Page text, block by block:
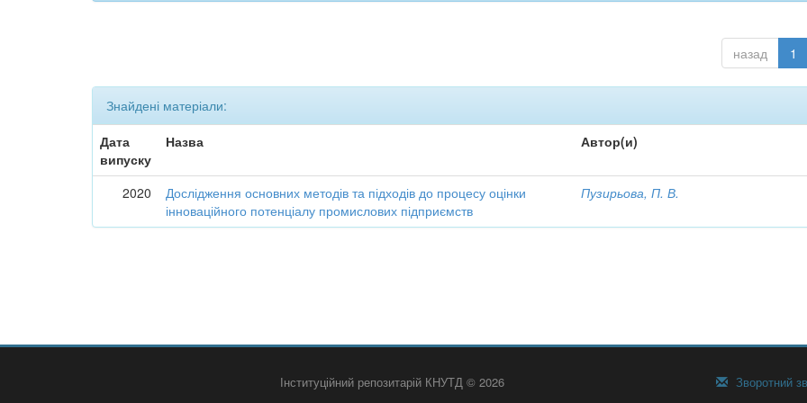
назад 1
Знайдені матеріали:
Дата
випуску
Назва Автор(и)
2020
Дослідження основних методів та підходів до процесу оцінки
інноваційного потенціалу промислових підприємств
Пузирьова, П. В.
Інституційний репозитарій КНУТД © 2026 Зворотний